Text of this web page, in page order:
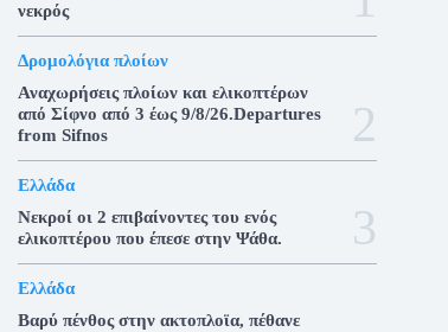
νεκρός
Δρομολόγια πλοίων
Αναχωρήσεις πλοίων και ελικοπτέρων
από Σίφνο από 3 έως 9/8/26.Departures
from Sifnos
Ελλάδα
Νεκροί οι 2 επιβαίνοντες του ενός
ελικοπτέρου που έπεσε στην Ψάθα.
Ελλάδα
Βαρύ πένθος στην ακτοπλοϊα, πέθανε